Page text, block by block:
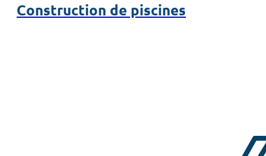
Construction de piscines